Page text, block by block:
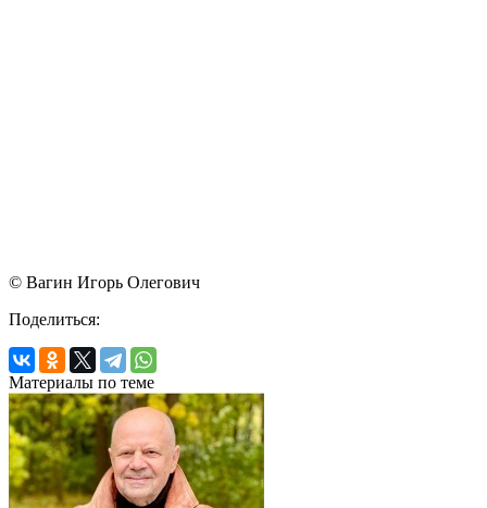
© Вагин Игорь Олегович
Поделиться:
Материалы по теме